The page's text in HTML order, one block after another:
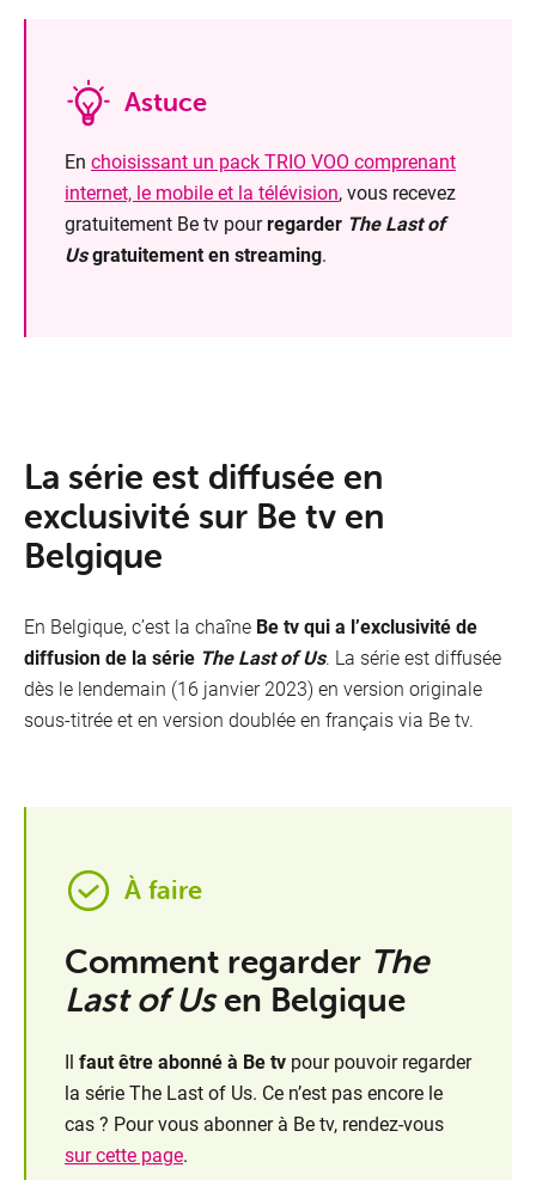
Astuce
En choisissant un pack TRIO VOO comprenant
internet, le mobile et la télévision, vous recevez
gratuitement Be tv pourregarder The Last of
Usgratuitement en streaming.
La série est diffusée en
exclusivité sur Be tv en
Belgique
En Belgique, c’est la chaîne Be tv qui a l’exclusivité de
diffusion de la série The Last of Us. La série est diffusée
dès le lendemain (16 janvier 2023) en version originale
sous-titrée et en version doublée en français via Be tv.
À faire
Comment regarder The
Last of Usen Belgique
Il faut être abonné à Be tvpour pouvoir regarder
la série The Last of Us. Ce n’est pas encore le
cas ? Pour vous abonner à Be tv, rendez-vous
sur cette page.